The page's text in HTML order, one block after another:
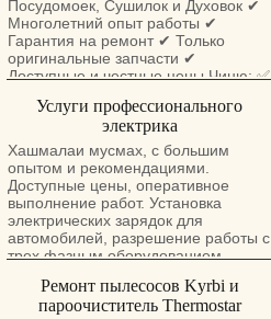
Посудомоек, Сушилок и Духовок ✔
Многолетний опыт работы ✔
Гарантия на ремонт ✔ Только
оригинальные запчасти ✔
Доступные и честные цены Чиню: ✅
Холодильники ✅ Посудомойки ✅
Сушилки ✅ Духовые шкафы Михаил
0532-75-16-16
Услуги профессионального
электрика
Хашмалаи мусмах, с большим
опытом и рекомендациями.
Доступные цены, оперативное
выполнение работ. Установка
электрических зарядок для
автомобилей, разрешение работы с
трех фазным оборудованием.
Ремонт пылесосов Kyrbi и
пароочиститель Thermostar